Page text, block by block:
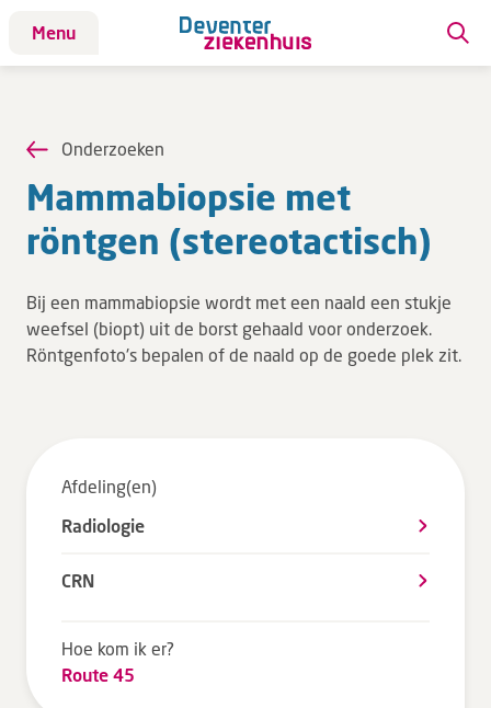
Menu
Patiënt
Afdelingen
Afspraak maken
Bloedafname
Kinderwebsite
Specialisten
Tarieven en vergoeding
Uw gegevens
Bezoek
Onderzoeken
Mam­ma­biop­sie met
röntgen (ste­reot­ac­tisch)
Bij een mammabiopsie wordt met een naald een stukje
weefsel (biopt) uit de borst gehaald voor onderzoek.
Röntgenfoto's bepalen of de naald op de goede plek zit.
Afdeling(en)
Radiologie
CRN
Hoe kom ik er?
Route 45